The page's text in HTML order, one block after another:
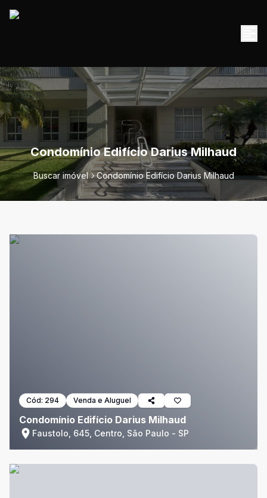
Condomínio Edifício Darius Milhaud
Buscar imóvel Condomínio Edifício Darius Milhaud
Cód: 294 Venda e Aluguel
Condomínio Edifício Darius Milhaud
Faustolo, 645, Centro, São Paulo - SP